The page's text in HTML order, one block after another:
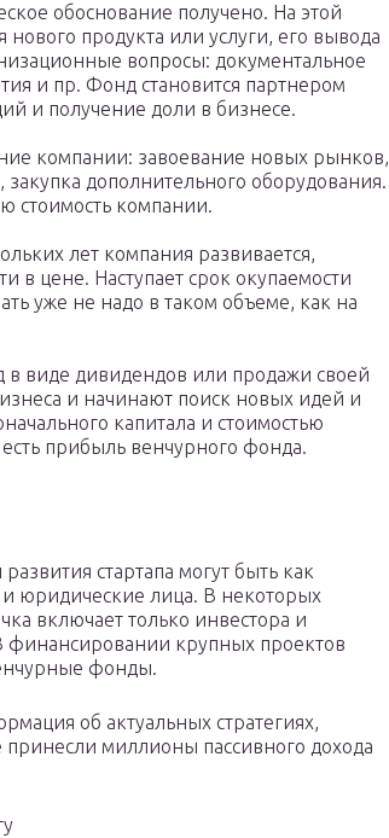
обоснование получено. На этой
нового продукта или услуги, его вывода
вопросы: документальное
и пр. Фонд становится партнером
и получение доли в бизнесе.
компании: завоевание новых рынков,
дополнительного оборудования.
стоимость компании.
лет компания развивается,
в цене. Наступает срок окупаемости
уже не надо в таком объеме, как на
виде дивидендов или продажи своей
и начинают поиск новых идей и
капитала и стоимостью
прибыль венчурного фонда.
стартапа могут быть как
и юридические лица. В некоторых
включает только инвестора и
крупных проектов
фонды.
об актуальных стратегиях,
принесли миллионы пассивного дохода